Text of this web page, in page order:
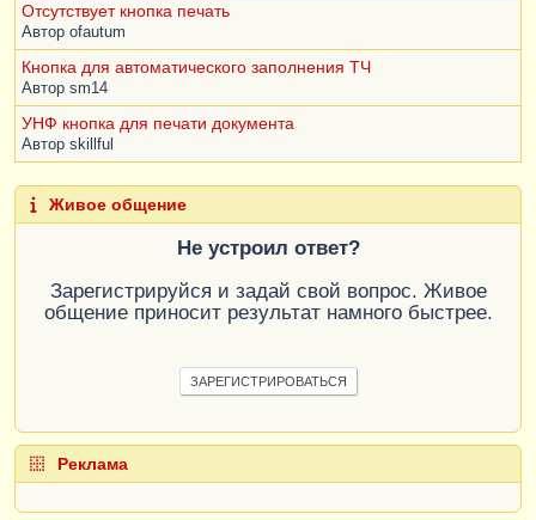
Отсутствует кнопка печать
Автор ofautum
Кнопка для автоматического заполнения ТЧ
Автор sm14
УНФ кнопка для печати документа
Автор skillful
Живое общение
Не устроил ответ?
Зарегистрируйся и задай свой вопрос. Живое
общение приносит результат намного быстрее.
ЗАРЕГИСТРИРОВАТЬСЯ
Реклама